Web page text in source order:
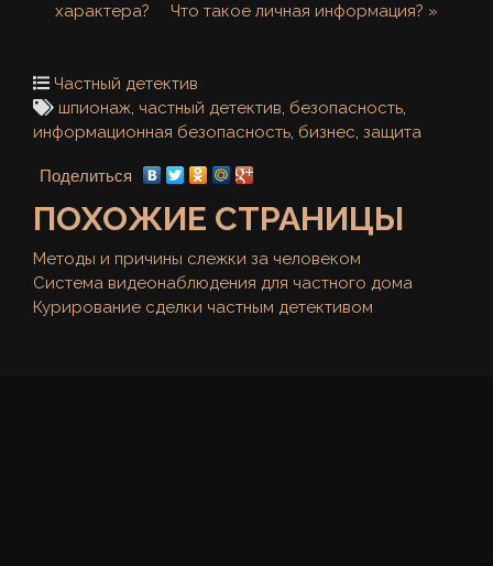
характера?
Что такое личная информация? »
Частный детектив
шпионаж, частный детектив, безопасность,
информационная безопасность, бизнес, защита
Поделиться
ПОХОЖИЕ СТРАНИЦЫ
Методы и причины слежки за человеком
Система видеонаблюдения для частного дома
Курирование сделки частным детективом